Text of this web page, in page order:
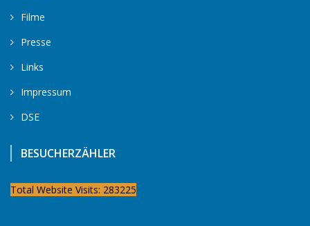
Filme
Presse
Links
Impressum
DSE
BESUCHERZÄHLER
Total Website Visits: 283225